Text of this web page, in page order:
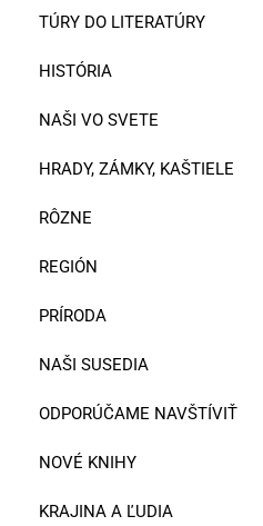
TÚRY DO LITERATÚRY
HISTÓRIA
NAŠI VO SVETE
HRADY, ZÁMKY, KAŠTIELE
RÔZNE
REGIÓN
PRÍRODA
NAŠI SUSEDIA
ODPORÚČAME NAVŠTÍVIŤ
NOVÉ KNIHY
KRAJINA A ĽUDIA